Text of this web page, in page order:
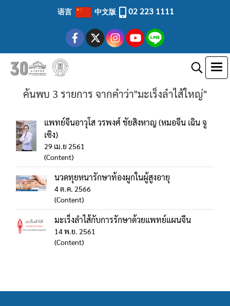
语言 中文版 02 223 1111
ค้นพบ 3 รายการ จากคำว่า"มะเร็งลำไส้ใหญ่"
แพทย์จีนอาวุโส วรพงศ์ ชัยสิงหาญ (หมอจีน เฉิน จู
เซิง)
29 เม.ย 2561
(Content)
นวดทุยหนารักษาท้องผูกในผู้สูงอายุ
4 ต.ค. 2566
(Content)
มะเร็งลำไส้กับการรักษาด้วยแพทย์แผนจีน
14 พ.ย. 2561
(Content)